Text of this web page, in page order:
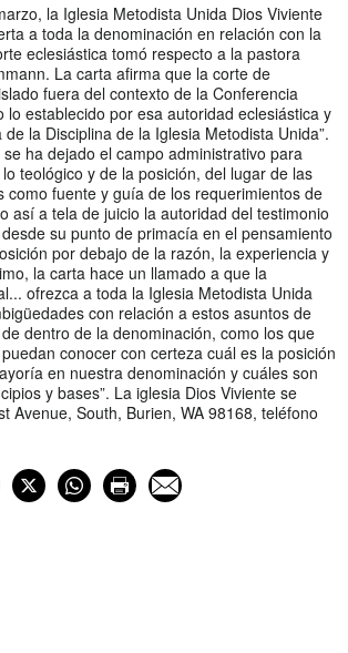
la Iglesia Metodista Unida Dios Viviente
a toda la denominación en relación con la
eclesiástica tomó respecto a la pastora
La carta afirma que la corte de
fuera del contexto de la Conferencia
lo establecido por esa autoridad eclesiástica y
la Disciplina de la Iglesia Metodista Unida”.
ha dejado el campo administrativo para
teológico y de la posición, del lugar de las
como fuente y guía de los requerimientos de
así a tela de juicio la autoridad del testimonio
su punto de primacía en el pensamiento
por debajo de la razón, la experiencia y
la carta hace un llamado a que la
ofrezca a toda la Iglesia Metodista Unida
con relación a estos asuntos de
dentro de la denominación, como los que
conocer con certeza cuál es la posición
en nuestra denominación y cuáles son
y bases”. La iglesia Dios Viviente se
Avenue, South, Burien, WA 98168, teléfono